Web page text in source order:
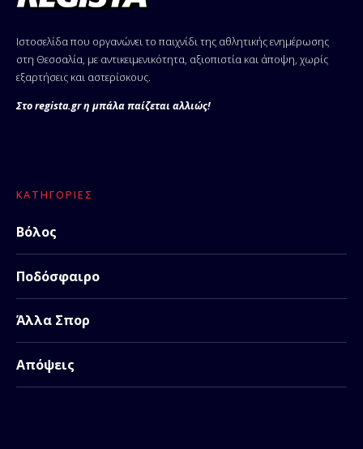
Ιστοσελίδα που οργανώνει το παιχνίδι της αθλητικής ενημέρωσης
στη Θεσσαλία, με αντικειμενικότητα, αξιοπιστία και άποψη, χωρίς
εξαρτήσεις και αστερίσκους.
Στο regista.gr η μπάλα παίζεται αλλιώς!
ΚΑΤΗΓΟΡΊΕΣ
Βόλος
Ποδόσφαιρο
Άλλα Σπορ
Απόψεις